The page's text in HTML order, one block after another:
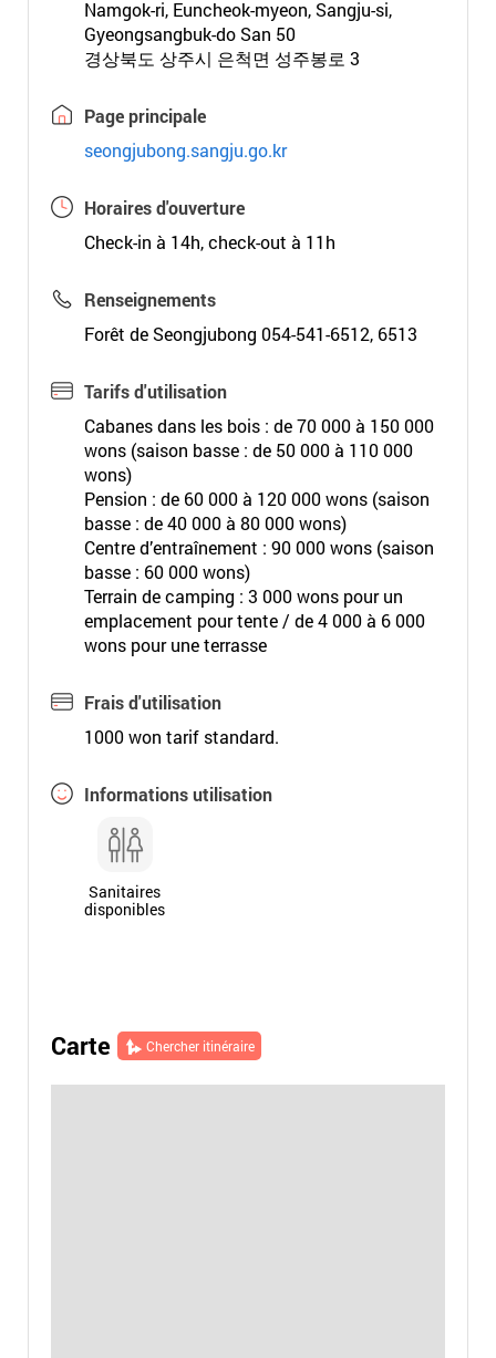
Namgok-ri, Euncheok-myeon, Sangju-si,
Gyeongsangbuk-do San 50
경상북도 상주시 은척면 성주봉로 3
Page principale
seongjubong.sangju.go.kr
Horaires d'ouverture
Check-in à 14h, check-out à 11h
Renseignements
Forêt de Seongjubong 054-541-6512, 6513
Tarifs d'utilisation
Cabanes dans les bois : de 70 000 à 150 000
wons (saison basse : de 50 000 à 110 000
wons)
Pension : de 60 000 à 120 000 wons (saison
basse : de 40 000 à 80 000 wons)
Centre d’entraînement : 90 000 wons (saison
basse : 60 000 wons)
Terrain de camping : 3 000 wons pour un
emplacement pour tente / de 4 000 à 6 000
wons pour une terrasse
Frais d'utilisation
1000 won tarif standard.
Informations utilisation
Sanitaires
disponibles
Carte Chercher itinéraire